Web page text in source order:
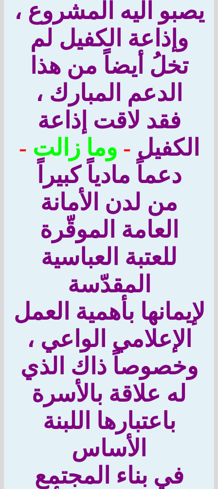
اليه المشروع ،
وإذاعة الكفيل لم
تخلُ أيضاً من هذا
الدعم المبارك ،
فقد لاقت إذاعة
-وما زالت-
دعماً مادياً كبيراً
من لدن الأمانة
العامة الموقّرة
للعتبة العباسية
المقدّسة
بأهمية العمل
الواعي ،
ذاك الذي
له علاقة بالأسرة
باعتبارها اللبنة
الأساس
في بناء المجتمع